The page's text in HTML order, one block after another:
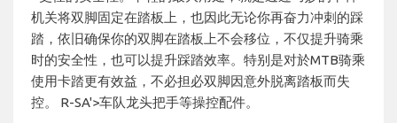
机关将双脚固定在踏板上，也因此无论你再奋力冲刺的踩
踏，依旧确保你的双脚在踏板上不会移位，不仅提升骑乘
时的安全性，也可以提升踩踏效率。特别是对於MTB骑乘
使用卡踏更有效益，不必担必双脚因意外脱离踏板而失
控。 R-SA'>车队龙头把手等操控配件。